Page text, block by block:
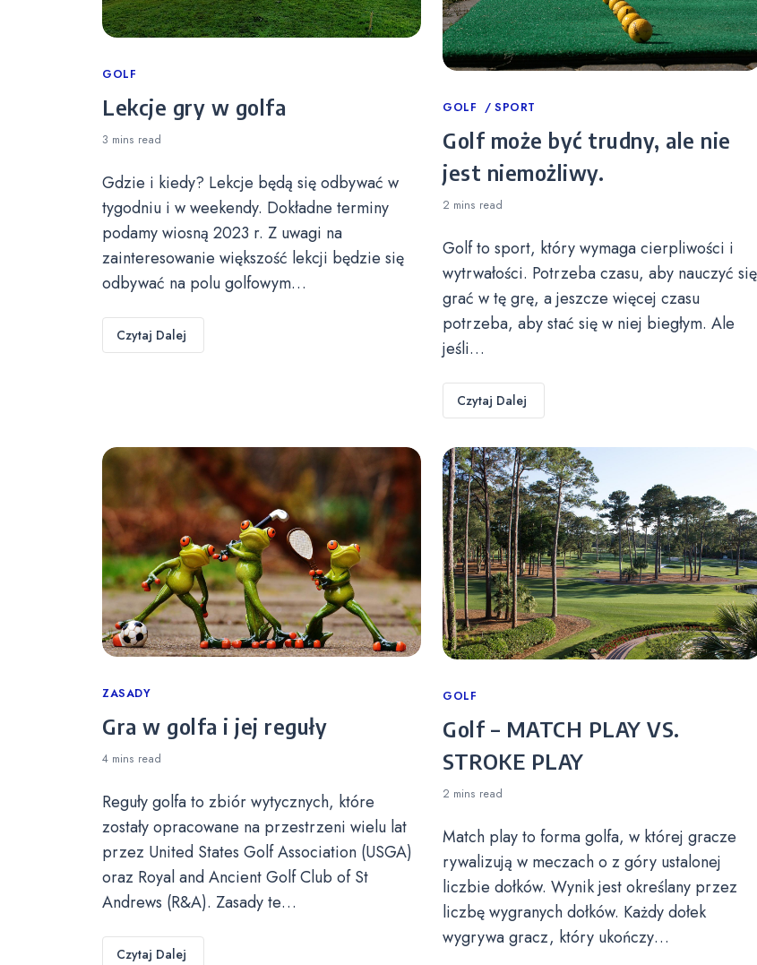
Categories
GOLF
Lekcje gry w golfa
3 mins read
Gdzie i kiedy? Lekcje będą się odbywać w
tygodniu i w weekendy. Dokładne terminy
podamy wiosną 2023 r. Z uwagi na
zainteresowanie większość lekcji będzie się
odbywać na polu golfowym…
Czytaj Dalej
Categories
GOLF SPORT
Golf może być trudny, ale nie
jest niemożliwy.
2 mins read
Golf to sport, który wymaga cierpliwości i
wytrwałości. Potrzeba czasu, aby nauczyć się
grać w tę grę, a jeszcze więcej czasu
potrzeba, aby stać się w niej biegłym. Ale
jeśli…
Czytaj Dalej
Categories
ZASADY
Gra w golfa i jej reguły
4 mins read
Reguły golfa to zbiór wytycznych, które
zostały opracowane na przestrzeni wielu lat
przez United States Golf Association (USGA)
oraz Royal and Ancient Golf Club of St
Andrews (R&A). Zasady te…
Czytaj Dalej
Categories
GOLF
Golf – MATCH PLAY VS.
STROKE PLAY
2 mins read
Match play to forma golfa, w której gracze
rywalizują w meczach o z góry ustalonej
liczbie dołków. Wynik jest określany przez
liczbę wygranych dołków. Każdy dołek
wygrywa gracz, który ukończy…